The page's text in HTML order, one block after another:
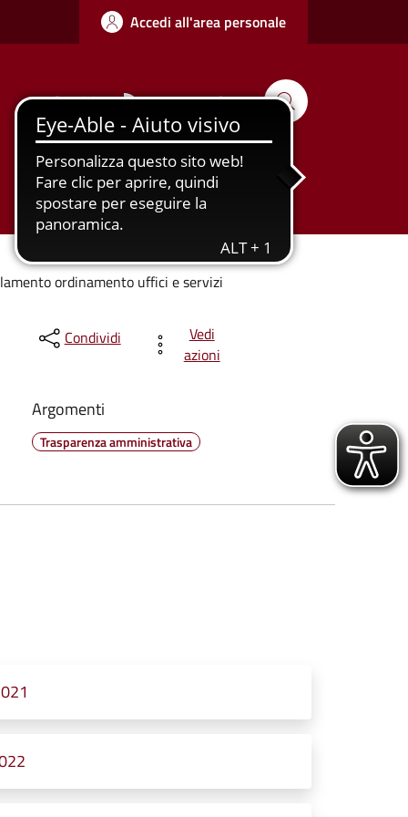
Accedi all'area personale
Seguici su Cerca
Urbanizzazione
Tutti gli
argomenti...
ordinamento uffici e servizi
Condividi
Vedi
azioni
Argomenti
Trasparenza amministrativa